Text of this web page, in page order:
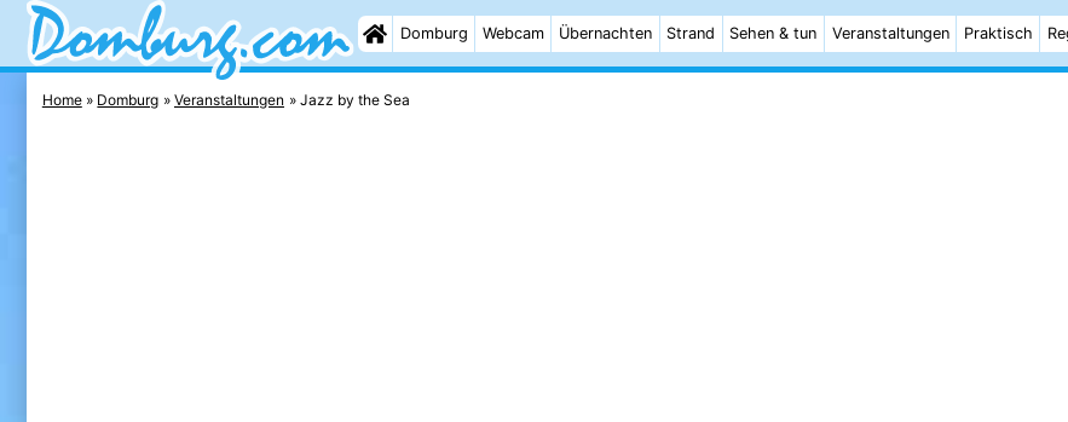
Domburg Webcam Übernachten Strand Sehen & tun Veranstaltungen Praktisch
Home Domburg Veranstaltungen Jazz by the Sea